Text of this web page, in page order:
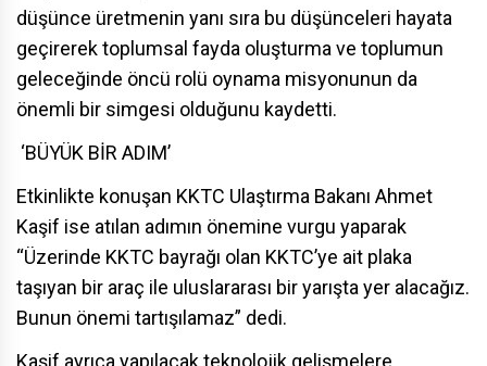
düşünce üretmenin yanı sıra bu düşünceleri hayata
geçirerek toplumsal fayda oluşturma ve toplumun
geleceğinde öncü rolü oynama misyonunun da
önemli bir simgesi olduğunu kaydetti.
‘BÜYÜK BİR ADIM’
Etkinlikte konuşan KKTC Ulaştırma Bakanı Ahmet
Kaşif ise atılan adımın önemine vurgu yaparak
“Üzerinde KKTC bayrağı olan KKTC’ye ait plaka
taşıyan bir araç ile uluslararası bir yarışta yer alacağız.
Bunun önemi tartışılamaz” dedi.
Kaşif ayrıca yapılacak teknolojik gelişmelere